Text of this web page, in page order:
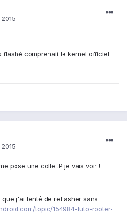
flashé comprenait le kernel officiel
pose une colle :P je vais voir !
j'ai tenté de reflasher sans
topic/154984-tuto-rooter-